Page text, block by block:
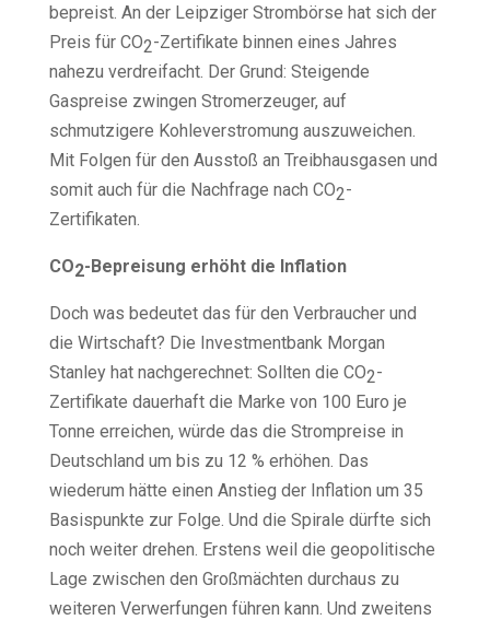
bepreist. An der Leipziger Strombörse hat sich der
Preis für CO2-Zertifikate binnen eines Jahres
nahezu verdreifacht. Der Grund: Steigende
Gaspreise zwingen Stromerzeuger, auf
schmutzigere Kohleverstromung auszuweichen.
Mit Folgen für den Ausstoß an Treibhausgasen und
somit auch für die Nachfrage nach CO2-
Zertifikaten.
CO2-Bepreisung erhöht die Inflation
Doch was bedeutet das für den Verbraucher und
die Wirtschaft? Die Investmentbank Morgan
Stanley hat nachgerechnet: Sollten die CO2-
Zertifikate dauerhaft die Marke von 100 Euro je
Tonne erreichen, würde das die Strompreise in
Deutschland um bis zu 12 % erhöhen. Das
wiederum hätte einen Anstieg der Inflation um 35
Basispunkte zur Folge. Und die Spirale dürfte sich
noch weiter drehen. Erstens weil die geopolitische
Lage zwischen den Großmächten durchaus zu
weiteren Verwerfungen führen kann. Und zweitens